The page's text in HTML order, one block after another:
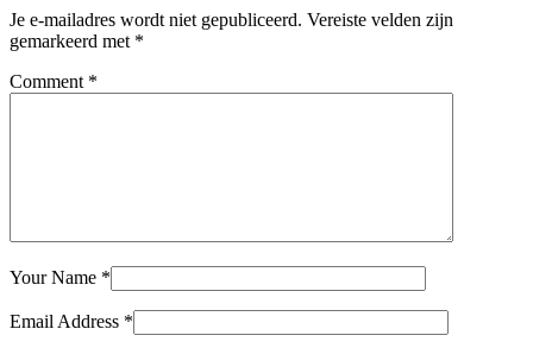
Je e-mailadres wordt niet gepubliceerd. Vereiste velden zijn
gemarkeerd met *
Comment *
Your Name *
Email Address *